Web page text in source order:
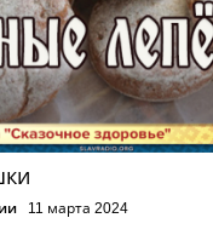
11 марта 2024